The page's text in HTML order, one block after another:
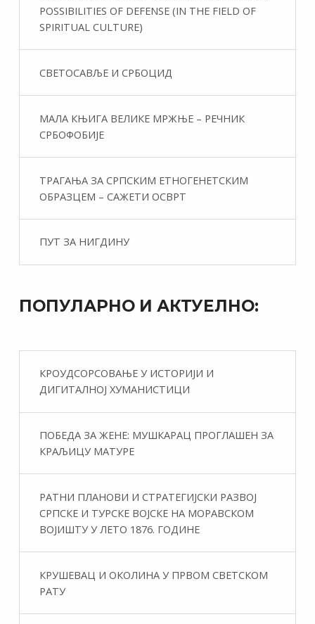
POSSIBILITIES OF DEFENSE (IN THE FIELD OF
SPIRITUAL CULTURE)
СВЕТОСАВЉЕ И СРБОЦИД
МАЛА КЊИГА ВЕЛИКЕ МРЖЊЕ – РЕЧНИК
СРБОФОБИЈЕ
ТРАГАЊА ЗА СРПСКИМ ЕТНОГЕНЕТСКИМ
ОБРАЗЦЕМ – САЖЕТИ ОСВРТ
ПУТ ЗА НИГДИНУ
ПОПУЛАРНО И АКТУЕЛНО:
КРОУДСОРСОВАЊЕ У ИСТОРИЈИ И
ДИГИТАЛНОЈ ХУМАНИСТИЦИ
ПОБЕДА ЗА ЖЕНЕ: МУШКАРАЦ ПРОГЛАШЕН ЗА
КРАЉИЦУ МАТУРЕ
РАТНИ ПЛАНОВИ И СТРАТЕГИЈСКИ РАЗВОЈ
СРПСКЕ И ТУРСКЕ ВОЈСКЕ НА МОРАВСКОМ
ВОЈИШТУ У ЛЕТО 1876. ГОДИНЕ
КРУШЕВАЦ И ОКОЛИНА У ПРВОМ СВЕТСКОМ
РАТУ